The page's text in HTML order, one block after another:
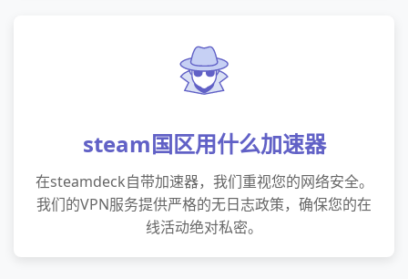
steam国区用什么加速器
在steamdeck自带加速器，我们重视您的网络安全。
我们的VPN服务提供严格的无日志政策，确保您的在
线活动绝对私密。